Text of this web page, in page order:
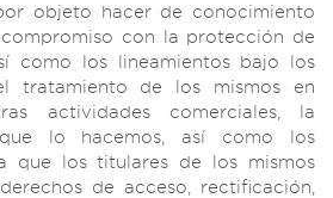
objeto hacer de conocimiento
con la protección de
como los lineamientos bajo los
tratamiento de los mismos en
actividades comerciales, la
lo hacemos, así como los
que los titulares de los mismos
de acceso, rectificación,